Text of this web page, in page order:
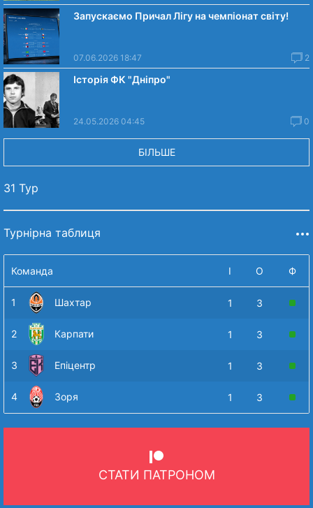
Запускаємо Причал Лігу на чемпіонат світу!
07.06.2026 18:47 2
Історія ФК "Дніпро"
24.05.2026 04:45 0
БІЛЬШЕ
31 Тур
Турнірна таблиця
Команда І О Ф
1 Шахтар 1 3
2 Карпати 1 3
3 Епіцентр 1 3
4 Зоря 1 3
СТАТИ ПАТРОНОМ